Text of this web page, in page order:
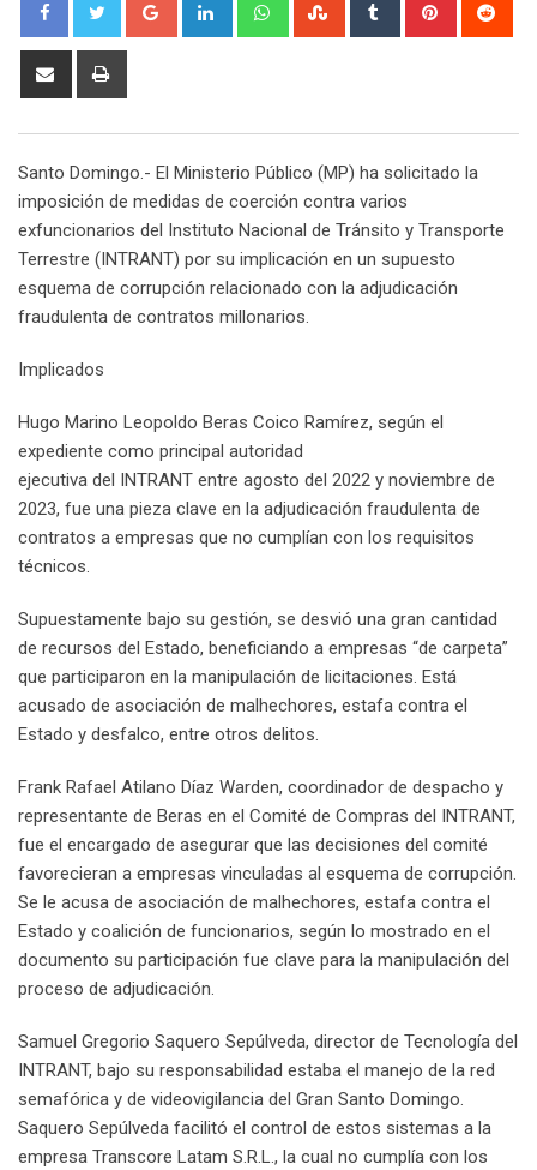
Share
Santo Domingo.- El Ministerio Público (MP) ha solicitado la
imposición de medidas de coerción contra varios
exfuncionarios del Instituto Nacional de Tránsito y Transporte
Terrestre (INTRANT) por su implicación en un supuesto
esquema de corrupción relacionado con la adjudicación
fraudulenta de contratos millonarios.
Implicados
Hugo Marino Leopoldo Beras Coico Ramírez, según el
expediente como principal autoridad
ejecutiva del INTRANT entre agosto del 2022 y noviembre de
2023, fue una pieza clave en la adjudicación fraudulenta de
contratos a empresas que no cumplían con los requisitos
técnicos.
Supuestamente bajo su gestión, se desvió una gran cantidad
de recursos del Estado, beneficiando a empresas “de carpeta”
que participaron en la manipulación de licitaciones. Está
acusado de asociación de malhechores, estafa contra el
Estado y desfalco, entre otros delitos.
Frank Rafael Atilano Díaz Warden, coordinador de despacho y
representante de Beras en el Comité de Compras del INTRANT,
fue el encargado de asegurar que las decisiones del comité
favorecieran a empresas vinculadas al esquema de corrupción.
Se le acusa de asociación de malhechores, estafa contra el
Estado y coalición de funcionarios, según lo mostrado en el
documento su participación fue clave para la manipulación del
proceso de adjudicación.
Samuel Gregorio Saquero Sepúlveda, director de Tecnología del
INTRANT, bajo su responsabilidad estaba el manejo de la red
semafórica y de videovigilancia del Gran Santo Domingo.
Saquero Sepúlveda facilitó el control de estos sistemas a la
empresa Transcore Latam S.R.L., la cual no cumplía con los